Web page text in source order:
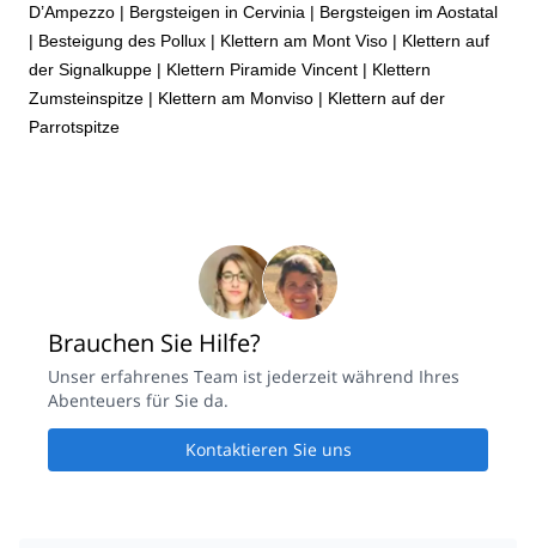
D’Ampezzo | Bergsteigen in Cervinia | Bergsteigen im Aostatal
| Besteigung des Pollux | Klettern am Mont Viso | Klettern auf
der Signalkuppe | Klettern Piramide Vincent | Klettern
Zumsteinspitze | Klettern am Monviso | Klettern auf der
Parrotspitze
Brauchen Sie Hilfe?
Unser erfahrenes Team ist jederzeit während Ihres
Abenteuers für Sie da.
Kontaktieren Sie uns